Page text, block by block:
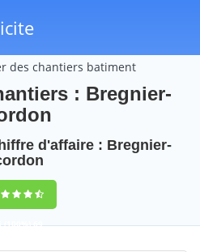
des chantiers batiment
: Bregnier-
d'affaire : Bregnier-
(100%)69